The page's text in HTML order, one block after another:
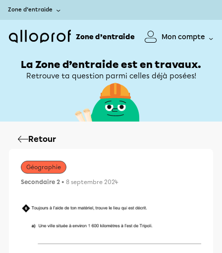
Zone d’entraide
Zone d’entraide Mon compte
La Zone d’entraide est en travaux.
Retrouve ta question parmi celles déjà posées!
Retour
Géographie
Secondaire 2 • 8 septembre 2024